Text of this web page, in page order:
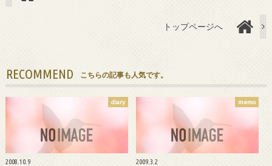
トップページへ
RECOMMEND こちらの記事も人気です。
diary
2008.10.9
memo
2009.3.2